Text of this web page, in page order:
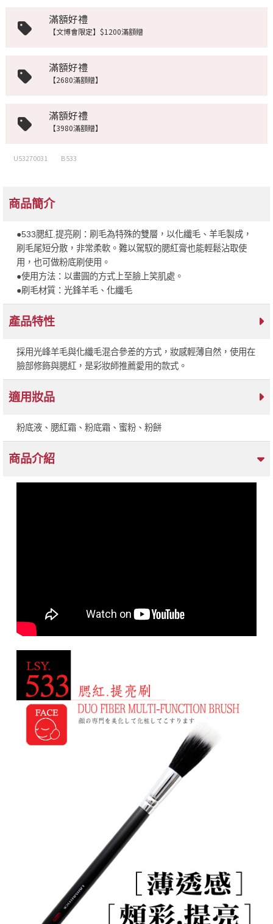
滿額好禮
【文博會限定】$1200滿額贈
滿額好禮
【2680滿額贈】
滿額好禮
【3980滿額贈】
U53270031 B533
商品簡介
●533腮紅.提亮刷：刷毛為特殊的雙層，以化纖毛、羊毛製成，
刷毛尾短分散，非常柔軟。難以駕馭的腮紅膏也能輕鬆沾取使
用，也可做粉底刷使用。
●使用方法：以畫圓的方式上至臉上笑肌處。
●刷毛材質：光鋒羊毛、化纖毛
產品特性
採用光峰羊毛與化纖毛混合參差的方式，妝感輕薄自然，使用在
臉部修飾與腮紅，是彩妝師推薦愛用的款式。
適用妝品
粉底液、腮紅霜、粉底霜、蜜粉、粉餅
商品介紹